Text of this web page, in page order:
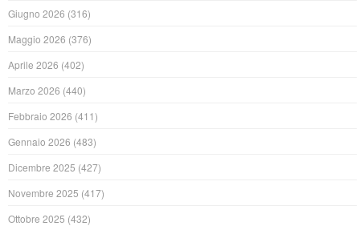
Giugno 2026 (316)
Maggio 2026 (376)
Aprile 2026 (402)
Marzo 2026 (440)
Febbraio 2026 (411)
Gennaio 2026 (483)
Dicembre 2025 (427)
Novembre 2025 (417)
Ottobre 2025 (432)